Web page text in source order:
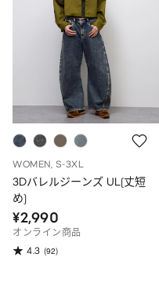
WOMEN, S-3XL
3Dバレルジーンズ UL(丈短
め)
¥2,990
オンライン商品
4.3 (92)